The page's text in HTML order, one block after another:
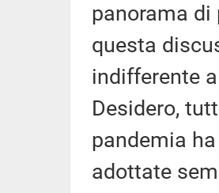
panorama di
questa
indifferente
Desidero,
pandemia
adottate